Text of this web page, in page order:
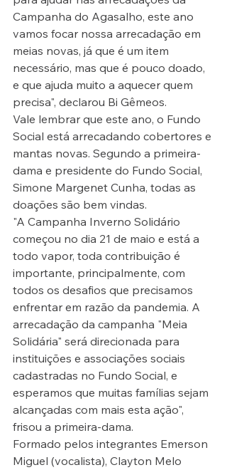
Campanha do Agasalho, este ano
vamos focar nossa arrecadação em
meias novas, já que é um item
necessário, mas que é pouco doado,
e que ajuda muito a aquecer quem
precisa", declarou Bi Gêmeos.
Vale lembrar que este ano, o Fundo
Social está arrecadando cobertores e
mantas novas. Segundo a primeira-
dama e presidente do Fundo Social,
Simone Margenet Cunha, todas as
doações são bem vindas.
"A Campanha Inverno Solidário
começou no dia 21 de maio e está a
todo vapor, toda contribuição é
importante, principalmente, com
todos os desafios que precisamos
enfrentar em razão da pandemia. A
arrecadação da campanha "Meia
Solidária" será direcionada para
instituições e associações sociais
cadastradas no Fundo Social, e
esperamos que muitas famílias sejam
alcançadas com mais esta ação",
frisou a primeira-dama.
Formado pelos integrantes Emerson
Miguel (vocalista), Clayton Melo